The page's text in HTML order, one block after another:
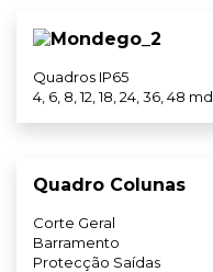
Quadros IP65
4, 6, 8, 12, 18, 24, 36, 48 md
Quadro Colunas
Corte Geral
Barramento
Protecção Saídas